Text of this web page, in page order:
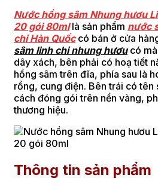
Nước hồng sâm Nhung hươu
20 gói 80mllà sản phẩm nước
chi Hàn Quốccó bán ở cửa
sâm linh chi nhung hươucó
dây xách, bên phải có hoạ tiết
hồng sâm trên đĩa, phía sau là
rồng, cung điện. Bên trái có tên
cách đóng gói trên nền vàng,
thương hiệu.
Thông tin sản phẩm